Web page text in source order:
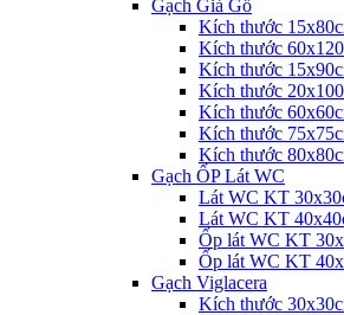
Gạch Giả Gỗ
Kích thước
Kích thước
Kích thước
Kích thước
Kích thước
Kích thước
Kích thước
Gạch ỐP Lát WC
Lát WC KT
Lát WC KT
Ốp lát WC KT
Ốp lát WC KT
Gạch Viglacera
Kích thước